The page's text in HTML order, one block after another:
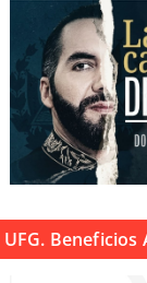
UFG. Beneficios